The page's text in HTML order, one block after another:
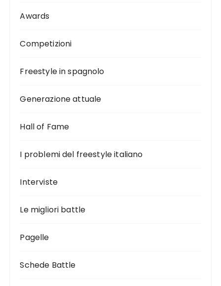
Awards
Competizioni
Freestyle in spagnolo
Generazione attuale
Hall of Fame
I problemi del freestyle italiano
Interviste
Le migliori battle
Pagelle
Schede Battle